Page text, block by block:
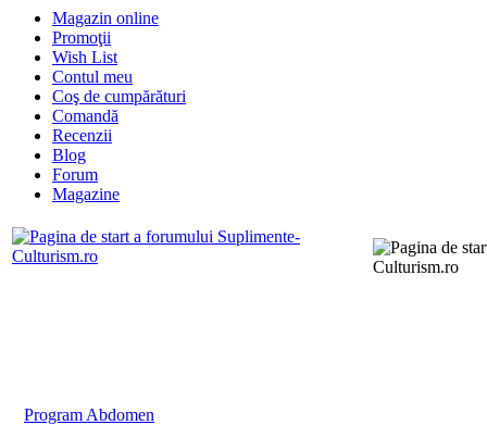
Magazin online
Promoţii
Wish List
Contul meu
Coş de cumpărături
Comandă
Recenzii
Blog
Forum
Magazine
Program Abdomen